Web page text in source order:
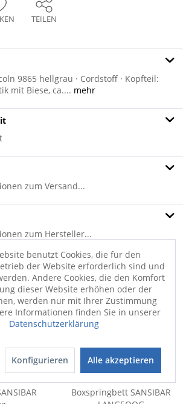
TEILEN
9865 hellgrau · Cordstoff · Kopfteil:
mit Biese, ca.... mehr
zum Versand...
zum Hersteller...
benutzt Cookies, die für den
der Website erforderlich sind und
Andere Cookies, die den Komfort
dieser Website erhöhen oder der
werden nur mit Ihrer Zustimmung
Informationen finden Sie in unserer
Datenschutzerklärung
Konfigurieren Alle akzeptieren